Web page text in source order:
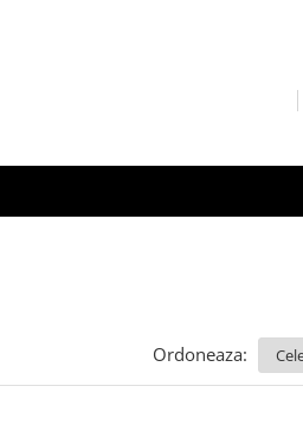
Ordoneaza: